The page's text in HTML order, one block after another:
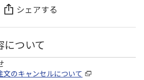
シェアする
について
文のキャンセルについて